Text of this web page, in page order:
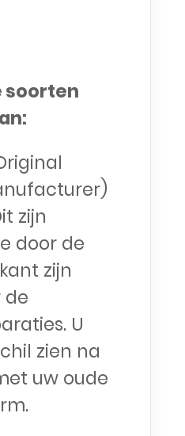
soorten
zijn
door de
zijn
de
U
zien na
uw oude